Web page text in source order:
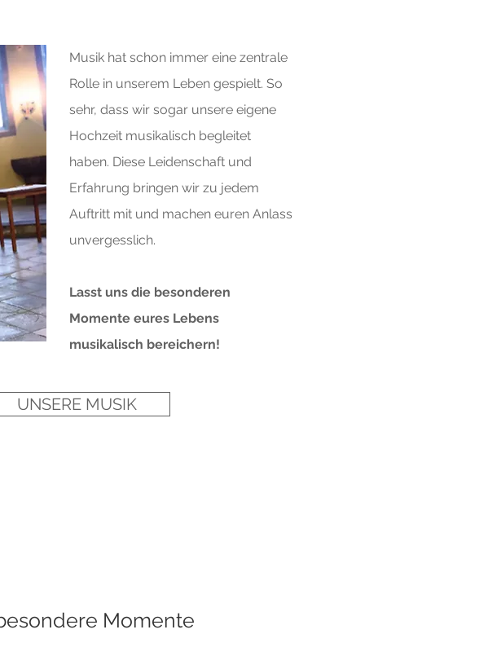
Musik hat schon immer eine zentrale
Rolle in unserem Leben gespielt. So
sehr, dass wir sogar unsere eigene
Hochzeit musikalisch begleitet
haben. Diese Leidenschaft und
Erfahrung bringen wir zu jedem
Auftritt mit und machen euren Anlass
unvergesslich.
Lasst uns die besonderen
Momente eures Lebens
musikalisch bereichern!
UNSERE MUSIK
Momente